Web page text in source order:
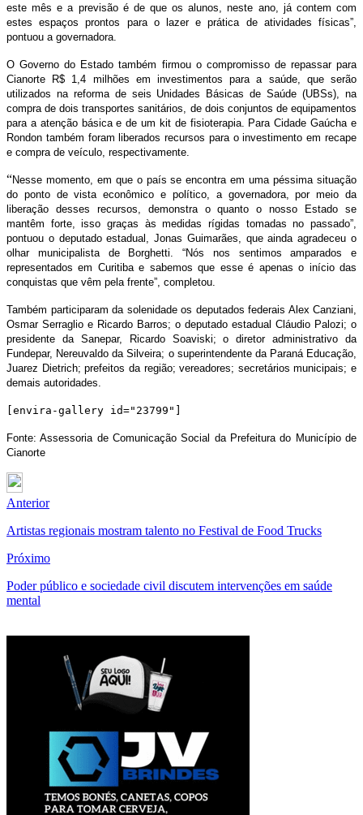
este mês e a previsão é de que os alunos, neste ano, já contem com
estes espaços prontos para o lazer e prática de atividades físicas”,
pontuou a governadora.
O Governo do Estado também firmou o compromisso de repassar para
Cianorte R$ 1,4 milhões em investimentos para a saúde, que serão
utilizados na reforma de seis Unidades Básicas de Saúde (UBSs), na
compra de dois transportes sanitários, de dois conjuntos de equipamentos
para a atenção básica e de um kit de fisioterapia. Para Cidade Gaúcha e
Rondon também foram liberados recursos para o investimento em recape
e compra de veículo, respectivamente.
“Nesse momento, em que o país se encontra em uma péssima situação
do ponto de vista econômico e político, a governadora, por meio da
liberação desses recursos, demonstra o quanto o nosso Estado se
mantêm forte, isso graças às medidas rígidas tomadas no passado”,
pontuou o deputado estadual, Jonas Guimarães, que ainda agradeceu o
olhar municipalista de Borghetti. “Nós nos sentimos amparados e
representados em Curitiba e sabemos que esse é apenas o início das
conquistas que vêm pela frente”, completou.
Também participaram da solenidade os deputados federais Alex Canziani,
Osmar Serraglio e Ricardo Barros; o deputado estadual Cláudio Palozi; o
presidente da Sanepar, Ricardo Soaviski; o diretor administrativo da
Fundepar, Nereuvaldo da Silveira; o superintendente da Paraná Educação,
Juarez Dietrich; prefeitos da região; vereadores; secretários municipais; e
demais autoridades.
[envira-gallery id="23799"]
Fonte: Assessoria de Comunicação Social da Prefeitura do Município de
Cianorte
Anterior
Artistas regionais mostram talento no Festival de Food Trucks
Próximo
Poder público e sociedade civil discutem intervenções em saúde
mental